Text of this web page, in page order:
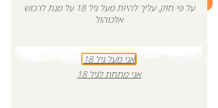
הוספה לסל
על פי חוק, עליך להיות מעל גיל 18 על מנת לרכוש
אלכוהול
אני מעל גיל 18
אני מתחת לגיל 18